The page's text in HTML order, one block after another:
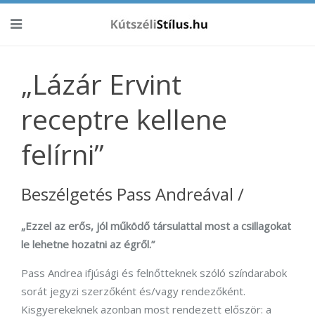
„Lázár Ervint
receptre kellene
felírni”
Beszélgetés Pass Andreával /
„Ezzel az erős, jól működő társulattal most a csillagokat
le lehetne hozatni az égről.”
Pass Andrea ifjúsági és felnőtteknek szóló színdarabok
sorát jegyzi szerzőként és/vagy rendezőként.
Kisgyerekeknek azonban most rendezett először: a